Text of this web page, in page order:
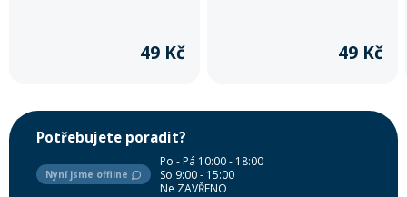
49 Kč 49 Kč
Potřebujete poradit?
Nyní jsme offline
Po - Pá 10:00 - 18:00
So 9:00 - 15:00
Ne ZAVŘENO